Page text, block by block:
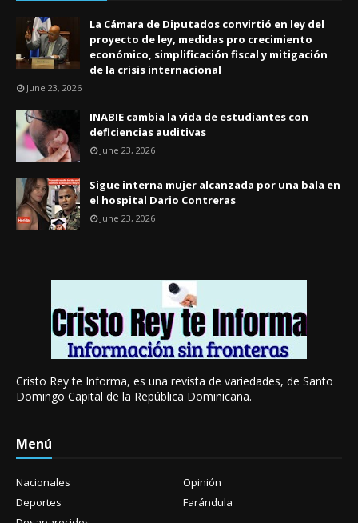
La Cámara de Diputados convirtió en ley del
proyecto de ley, medidas pro crecimiento
económico, simplificación fiscal y mitigación
de la crisis internacional
June 23, 2026
INABIE cambia la vida de estudiantes con
deficiencias auditivas
June 23, 2026
Sigue interna mujer alcanzada por una bala en
el hospital Dario Contreras
June 23, 2026
Cristo Rey te Informa, es una revista de variedades, de Santo
Domingo Capital de la República Dominicana.
Menú
Nacionales
Opinión
Deportes
Farándula